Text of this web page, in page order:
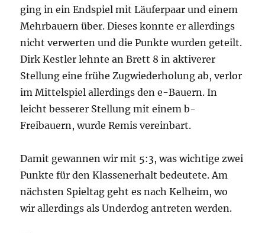
ging in ein Endspiel mit Läuferpaar und einem
Mehrbauern über. Dieses konnte er allerdings
nicht verwerten und die Punkte wurden geteilt.
Dirk Kestler lehnte an Brett 8 in aktiverer
Stellung eine frühe Zugwiederholung ab, verlor
im Mittelspiel allerdings den e-Bauern. In
leicht besserer Stellung mit einem b-
Freibauern, wurde Remis vereinbart.
Damit gewannen wir mit 5:3, was wichtige zwei
Punkte für den Klassenerhalt bedeutete. Am
nächsten Spieltag geht es nach Kelheim, wo
wir allerdings als Underdog antreten werden.